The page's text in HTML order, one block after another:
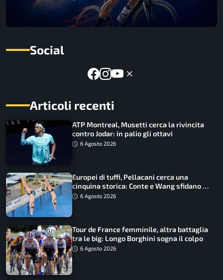
Social
Articoli recenti
ATP Montreal, Musetti cerca la rivincita
contro Jodar: in palio gli ottavi
6 Agosto 2026
Europei di tuffi, Pellacani cerca una
cinquina storica: Conte e Wang sfidano la
piattaforma
6 Agosto 2026
Tour de France femminile, altra battaglia
tra le big: Longo Borghini sogna il colpo
6 Agosto 2026